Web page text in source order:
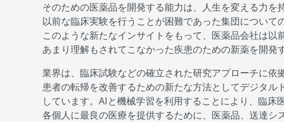
そのための医薬品を開発する能力は、人生を変える力を持
以前な臨床実験を行うことが困難であった集団について
このような新たなインサイトをもって、医薬品会社は以
あまり理解もされてこなかった疾患のための新薬を開発
業界は、臨床試験などの確立された研究アプローチに依
患者の転帰を改善するための新たな方法としてデジタ
しています。AIと機械学習を利用することにより、臨床
各個人に最良の医療を提供するために、医薬品、送達シス